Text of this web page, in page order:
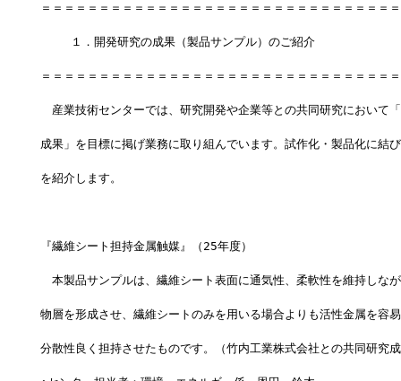
＝＝＝＝＝＝＝＝＝＝＝＝＝＝＝＝＝＝＝＝＝＝＝＝＝＝＝＝＝＝
１．開発研究の成果（製品サンプル）のご紹介
＝＝＝＝＝＝＝＝＝＝＝＝＝＝＝＝＝＝＝＝＝＝＝＝＝＝＝＝＝＝
産業技術センターでは、研究開発や企業等との共同研究において
成果」を目標に掲げ業務に取り組んでいます。試作化・製品化に結
を紹介します。
『繊維シート担持金属触媒』（25年度）
本製品サンプルは、繊維シート表面に通気性、柔軟性を維持しな
物層を形成させ、繊維シートのみを用いる場合よりも活性金属を容
分散性良く担持させたものです。（竹内工業株式会社との共同研究